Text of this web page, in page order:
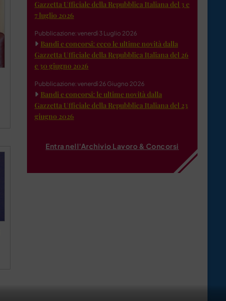
Gazzetta Ufficiale della Repubblica Italiana del 3 e
7 luglio 2026
Pubblicazione: venerdì 3 Luglio 2026
Bandi e concorsi: ecco le ultime novità dalla
Gazzetta Ufficiale della Repubblica Italiana del 26
e 30 giugno 2026
Pubblicazione: venerdì 26 Giugno 2026
Bandi e concorsi: le ultime novità dalla
Gazzetta Ufficiale della Repubblica Italiana del 23
giugno 2026
Entra nell'Archivio Lavoro & Concorsi